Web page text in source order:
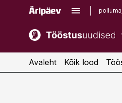
kaubandus.ee
kinnisvarauudised.ee
Avaleht Kõik lood